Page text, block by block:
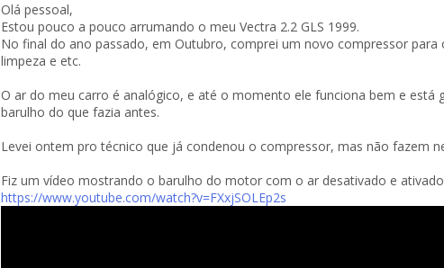
Olá pessoal,
Estou pouco a pouco arrumando o meu Vectra 2.2 GLS 1999.
No final do ano passado, em Outubro, comprei um novo compressor
limpeza e etc.
O ar do meu carro é analógico, e até o momento ele funciona bem e está
barulho do que fazia antes.
Levei ontem pro técnico que já condenou o compressor, mas não fazem
Fiz um vídeo mostrando o barulho do motor com o ar desativado e
https://www.youtube.com/watch?v=FXxjSOLEp2s